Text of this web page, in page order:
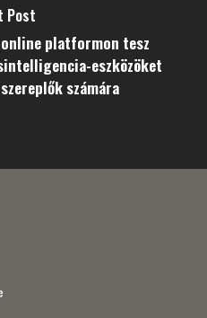
Post
platformon tesz
eszközöket
számára